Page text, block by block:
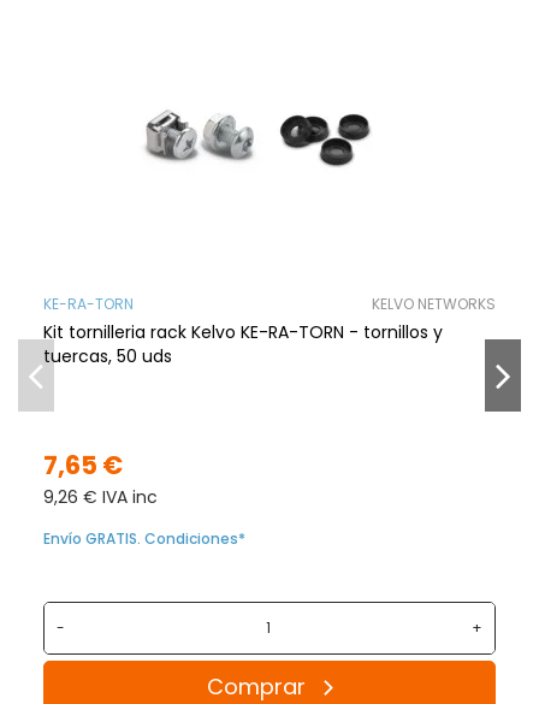
KE-RA-TORN KELVO NETWORKS
Kit tornilleria rack Kelvo KE-RA-TORN - tornillos y
tuercas, 50 uds
7,65 €
9,26 € IVA inc
Envío GRATIS. Condiciones*
- +
Comprar